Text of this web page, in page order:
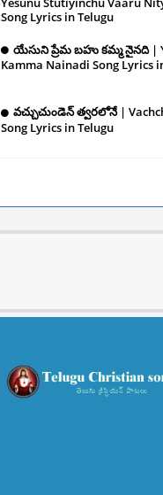
Song Lyrics in Telugu
యేసుని ప్రేమ బహు కమ్మ నైనది |
Kamma Nainadi Song Lyrics
వచ్చుచుండెన్‌ త్వరలోనే |
Song Lyrics in Telugu